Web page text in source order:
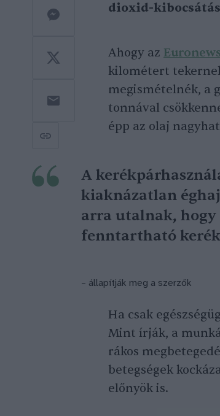
dioxid-
Ahogy az
kilométert
megismételnék, a
tonnával
épp az olaj
A
kiaknázatlan
arra utalnak, hogy
fenntartható
– állapítják meg a szerzők
Ha csak
Mint írják, a
rákos
betegségek
előnyök is.